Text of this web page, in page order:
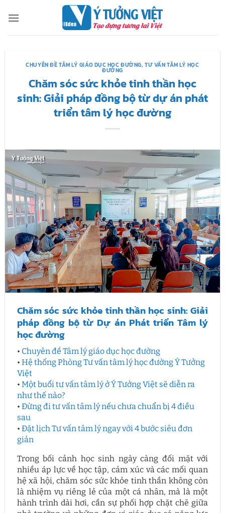
qua
CHUYÊN ĐỀ TÂM LÝ GIÁO DỤC HỌC ĐƯỜNG,TƯ VẤN TÂM LÝ HỌC
ĐƯỜNG
Chăm sóc sức khỏe tinh thần học
sinh: Giải pháp đồng bộ từ dự án phát
triển tâm lý học đường
Chăm sóc sức khỏe tinh thần học sinh: Giải
pháp đồng bộ từ Dự án Phát triển Tâm lý
học đường
• Chuyên đề Tâm lý giáo dục học đường
• Hệ thống Phòng Tư vấn tâm lý học đường Ý Tưởng
Việt
• Một buổi tư vấn tâm lý ở Ý Tưởng Việt sẽ diễn ra
như thế nào?
• Đừng đi tư vấn tâm lý nếu chưa chuẩn bị 4 điều
sau
• Đặt lịch Tư vấn tâm lý ngay với 4 bước siêu đơn
giản
Trong bối cảnh học sinh ngày càng đối mặt với
nhiều áp lực về học tập, cảm xúc và các mối quan
hệ xã hội, chăm sóc sức khỏe tinh thần không còn
là nhiệm vụ riêng lẻ của một cá nhân, mà là một
hành trình dài hơi, cần sự phối hợp chặt chẽ giữa